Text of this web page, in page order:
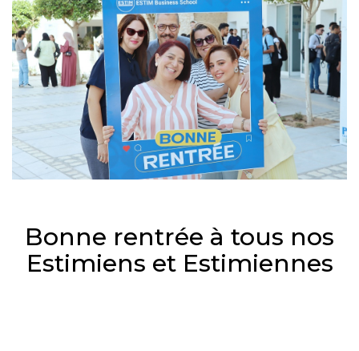
Bonne rentrée à tous nos
Estimiens et Estimiennes